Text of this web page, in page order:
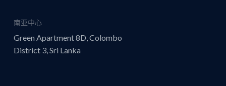
南亚中心
Green Apartment 8D, Colombo
District 3, Sri Lanka